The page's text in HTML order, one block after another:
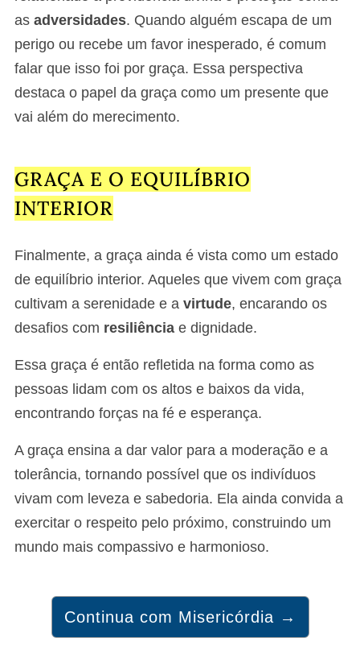
as adversidades. Quando alguém escapa de um
perigo ou recebe um favor inesperado, é comum
falar que isso foi por graça. Essa perspectiva
destaca o papel da graça como um presente que
vai além do merecimento.
GRAÇA E O EQUILÍBRIO
INTERIOR
Finalmente, a graça ainda é vista como um estado
de equilíbrio interior. Aqueles que vivem com graça
cultivam a serenidade e a virtude, encarando os
desafios com resiliência e dignidade.
Essa graça é então refletida na forma como as
pessoas lidam com os altos e baixos da vida,
encontrando forças na fé e esperança.
A graça ensina a dar valor para a moderação e a
tolerância, tornando possível que os indivíduos
vivam com leveza e sabedoria. Ela ainda convida a
exercitar o respeito pelo próximo, construindo um
mundo mais compassivo e harmonioso.
Continua com Misericórdia →